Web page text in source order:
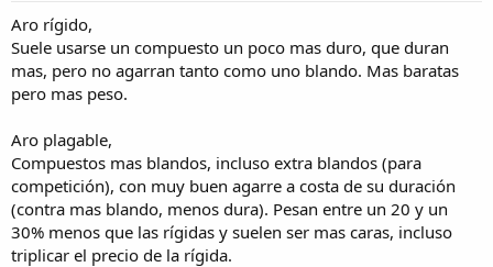
Aro rígido,
Suele usarse un compuesto un poco mas duro, que duran
mas, pero no agarran tanto como uno blando. Mas baratas
pero mas peso.
Aro plagable,
Compuestos mas blandos, incluso extra blandos (para
competición), con muy buen agarre a costa de su duración
(contra mas blando, menos dura). Pesan entre un 20 y un
30% menos que las rígidas y suelen ser mas caras, incluso
triplicar el precio de la rígida.